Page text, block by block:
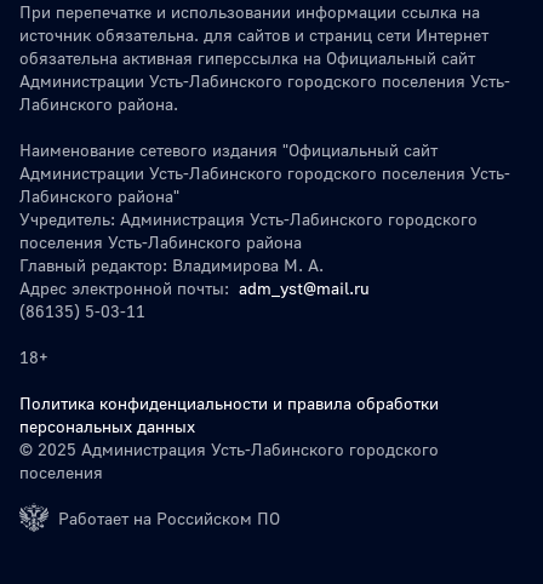
При перепечатке и использовании информации ссылка на
источник обязательна. для сайтов и страниц сети Интернет
обязательна активная гиперссылка на Официальный сайт
Администрации Усть-Лабинского городского поселения Усть-
Лабинского района.
Наименование сетевого издания "Официальный сайт
Администрации Усть-Лабинского городского поселения Усть-
Лабинского района"
Учредитель: Администрация Усть-Лабинского городского
поселения Усть-Лабинского района
Главный редактор: Владимирова М. А.
Адрес электронной почты: adm_yst@mail.ru
(86135) 5-03-11
18+
Политика конфиденциальности и правила обработки
персональных данных
© 2025 Администрация Усть-Лабинского городского
поселения
Работает на Российском ПО